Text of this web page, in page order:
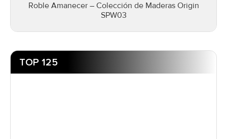
Roble Amanecer – Colección de Maderas Origin
SPW03
TOP 125